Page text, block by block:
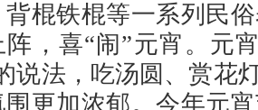
背棍铁棍等一系列民
阵，喜“闹”元宵。元
说法，吃汤圆、赏花
围更加浓郁。今年元